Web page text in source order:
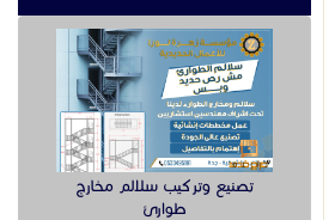
تصنيع وتركيب سلالم مخارج
طوارئ